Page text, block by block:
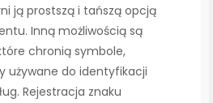
ją prostszą i tańszą opcją
Inną możliwością są
chronią symbole,
używane do identyfikacji
Rejestracja znaku